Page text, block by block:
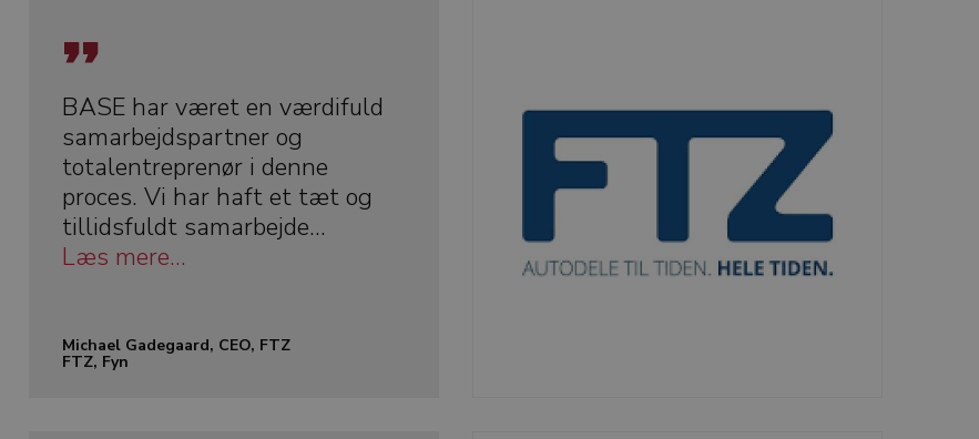
BASE har været en værdifuld
samarbejdspartner og
totalentreprenør i denne
proces. Vi har haft et tæt og
tillidsfuldt samarbejde...
Læs mere...
Michael Gadegaard, CEO, FTZ
FTZ, Fyn